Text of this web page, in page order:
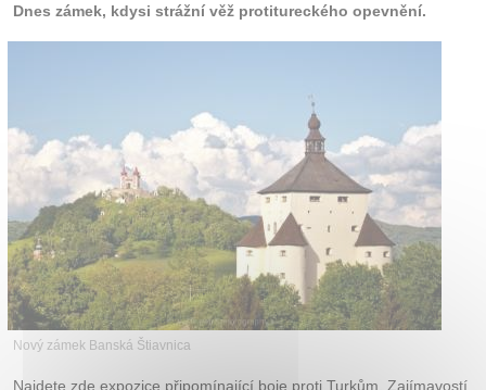
Před cestou
O nás
Kontakt
Dnes zámek, kdysi strážní věž protitureckého opevnění.
Nový zámek Banská Štiavnica
Najdete zde expozice připomínající boje proti Turkům. Zajímavostí